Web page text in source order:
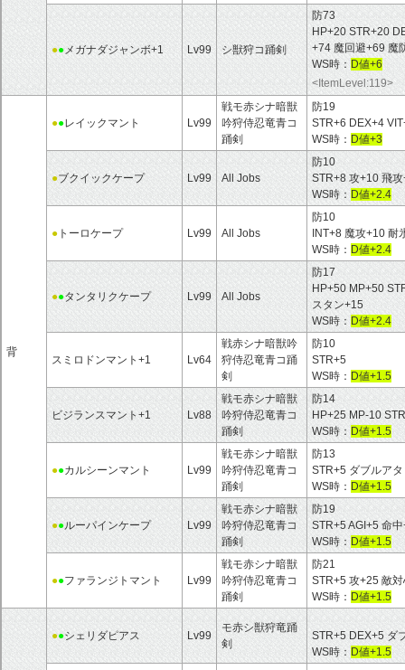
●●メガナダジャンボ+1 Lv99 シ獣狩コ踊剣
防73
HP+20 STR+20
+74 魔回避+69 魔
WS時： D値+6
<ItemLevel:119>
背
●●レイックマント Lv99
戦モ赤シナ暗獣
吟狩侍忍竜青コ
踊剣
防19
STR+6 DEX+4
WS時： D値+3
●ブクイックケープ Lv99 All Jobs
防10
STR+8 攻+10 飛
WS時： D値+2.4
● トーロケープ Lv99 All Jobs
防10
INT+8 魔攻+10
WS時： D値+2.4
●●タンタリクケープ Lv99 All Jobs
防17
HP+50 MP+50
スタン+15
WS時： D値+2.4
スミロドンマント+1 Lv64
戦赤シナ暗獣吟
狩侍忍竜青コ踊
剣
防10
STR+5
WS時： D値+1.5
ビジランスマント+1 Lv88
戦モ赤シナ暗獣
吟狩侍忍竜青コ
踊剣
防14
HP+25 MP-10
WS時： D値+1.5
●●カルシーンマント Lv99
戦モ赤シナ暗獣
吟狩侍忍竜青コ
踊剣
防13
STR+5 ダブルア
WS時： D値+1.5
●●ルーパインケープ Lv99
戦モ赤シナ暗獣
吟狩侍忍竜青コ
踊剣
防19
STR+5 AGI+5 命
WS時： D値+1.5
●●ファランジトマント Lv99
戦モ赤シナ暗獣
吟狩侍忍竜青コ
踊剣
防21
STR+5 攻+25 敵
WS時： D値+1.5
●●シェリダピアス Lv99
モ赤シ獣狩竜踊
剣
STR+5 DEX+5 ダ
WS時： D値+1.5